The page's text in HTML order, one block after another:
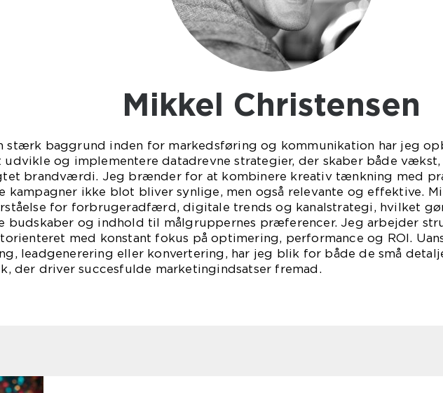
Mikkel Christensen
stærk baggrund inden for markedsføring og kommunikation har jeg
udvikle og implementere datadrevne strategier, der skaber både vækst,
brandværdi. Jeg brænder for at kombinere kreativ tænkning med
kampagner ikke blot bliver synlige, men også relevante og effektive.
for forbrugeradfærd, digitale trends og kanalstrategi, hvilket
budskaber og indhold til målgruppernes præferencer. Jeg arbejder
med konstant fokus på optimering, performance og ROI.
leadgenerering eller konvertering, har jeg blik for både de små
der driver succesfulde marketingindsatser fremad.